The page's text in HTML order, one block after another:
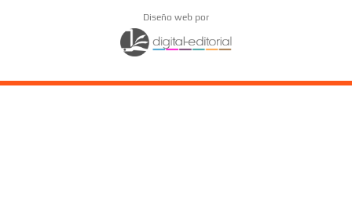
Diseño web por